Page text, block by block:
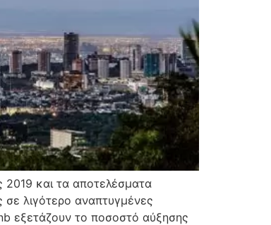
2019 και τα αποτελέσματα
σε λιγότερο αναπτυγμένες
εξετάζουν το ποσοστό αύξησης